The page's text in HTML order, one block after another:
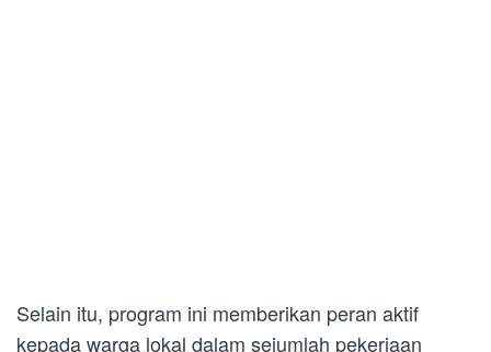
Selain itu, program ini memberikan peran aktif
kepada warga lokal dalam sejumlah pekerjaan